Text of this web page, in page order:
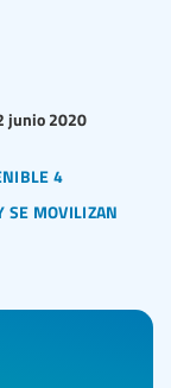
4
se movilizan
junio 2020